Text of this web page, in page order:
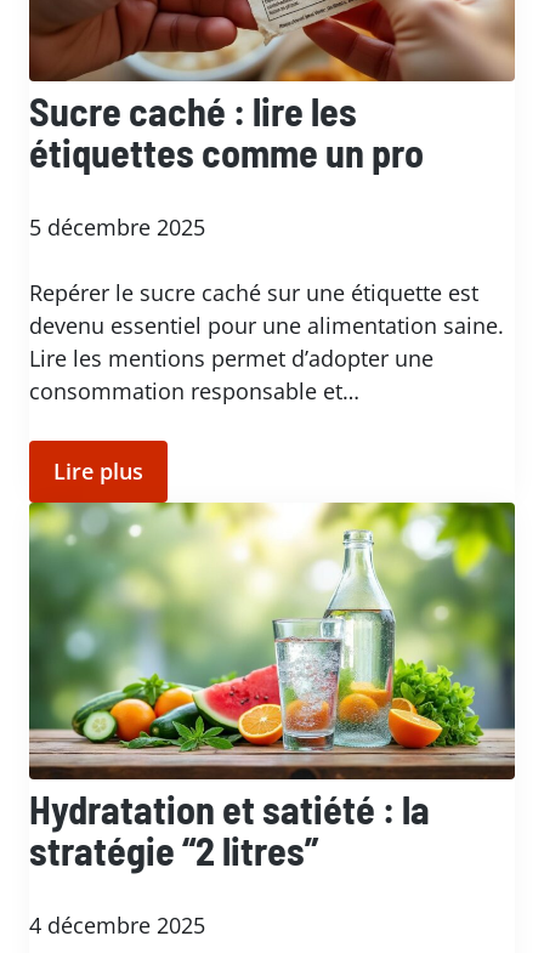
Sucre caché : lire les
étiquettes comme un pro
5 décembre 2025
Repérer le sucre caché sur une étiquette est
devenu essentiel pour une alimentation saine.
Lire les mentions permet d’adopter une
consommation responsable et…
Lire plus
Hydratation et satiété : la
stratégie “2 litres”
4 décembre 2025